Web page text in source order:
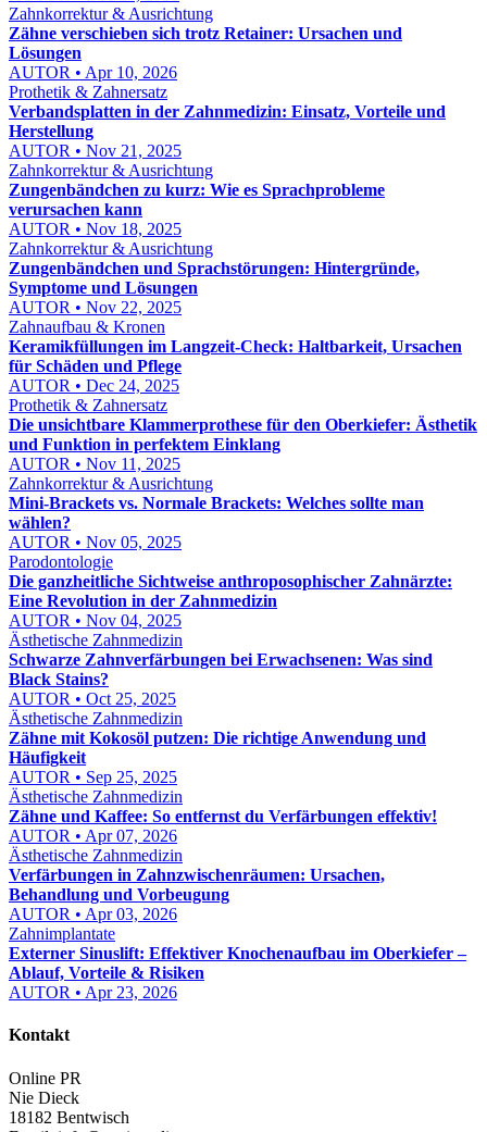
Zahnkorrektur & Ausrichtung
Zähne verschieben sich trotz Retainer: Ursachen und
Lösungen
AUTOR • Apr 10, 2026
Prothetik & Zahnersatz
Verbandsplatten in der Zahnmedizin: Einsatz, Vorteile und
Herstellung
AUTOR • Nov 21, 2025
Zahnkorrektur & Ausrichtung
Zungenbändchen zu kurz: Wie es Sprachprobleme
verursachen kann
AUTOR • Nov 18, 2025
Zahnkorrektur & Ausrichtung
Zungenbändchen und Sprachstörungen: Hintergründe,
Symptome und Lösungen
AUTOR • Nov 22, 2025
Zahnaufbau & Kronen
Keramikfüllungen im Langzeit-Check: Haltbarkeit, Ursachen
für Schäden und Pflege
AUTOR • Dec 24, 2025
Prothetik & Zahnersatz
Die unsichtbare Klammerprothese für den Oberkiefer: Ästhetik
und Funktion in perfektem Einklang
AUTOR • Nov 11, 2025
Zahnkorrektur & Ausrichtung
Mini-Brackets vs. Normale Brackets: Welches sollte man
wählen?
AUTOR • Nov 05, 2025
Parodontologie
Die ganzheitliche Sichtweise anthroposophischer Zahnärzte:
Eine Revolution in der Zahnmedizin
AUTOR • Nov 04, 2025
Ästhetische Zahnmedizin
Schwarze Zahnverfärbungen bei Erwachsenen: Was sind
Black Stains?
AUTOR • Oct 25, 2025
Ästhetische Zahnmedizin
Zähne mit Kokosöl putzen: Die richtige Anwendung und
Häufigkeit
AUTOR • Sep 25, 2025
Ästhetische Zahnmedizin
Zähne und Kaffee: So entfernst du Verfärbungen effektiv!
AUTOR • Apr 07, 2026
Ästhetische Zahnmedizin
Verfärbungen in Zahnzwischenräumen: Ursachen,
Behandlung und Vorbeugung
AUTOR • Apr 03, 2026
Zahnimplantate
Externer Sinuslift: Effektiver Knochenaufbau im Oberkiefer –
Ablauf, Vorteile & Risiken
AUTOR • Apr 23, 2026
Kontakt
Online PR
Nie Dieck
18182 Bentwisch